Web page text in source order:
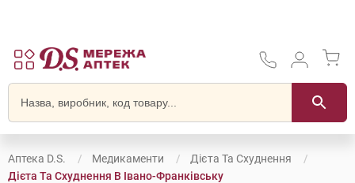
Аптека D.S. Медикаменти
Дієта Та Схуднення
Дієта Та Схуднення В Івано-Франківську